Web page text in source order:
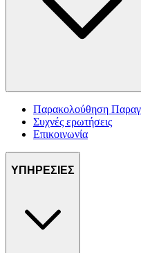
Παρακολούθηση
Συχνές ερωτήσεις
Επικοινωνία
ΥΠΗΡΕΣΙΕΣ